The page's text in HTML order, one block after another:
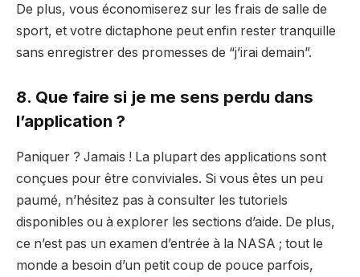
De plus, vous économiserez sur les frais de salle de
sport, et votre dictaphone peut enfin rester tranquille
sans enregistrer des promesses de “j’irai demain”.
8. Que faire si je me sens perdu dans
l’application ?
Paniquer ? Jamais ! La plupart des applications sont
conçues pour être conviviales. Si vous êtes un peu
paumé, n’hésitez pas à consulter les tutoriels
disponibles ou à explorer les sections d’aide. De plus,
ce n’est pas un examen d’entrée à la NASA ; tout le
monde a besoin d’un petit coup de pouce parfois,